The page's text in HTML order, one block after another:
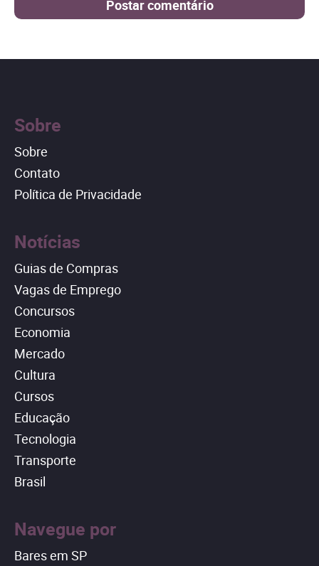
Sobre
Sobre
Contato
Política de Privacidade
Notícias
Guias de Compras
Vagas de Emprego
Concursos
Economia
Mercado
Cultura
Cursos
Educação
Tecnologia
Transporte
Brasil
Navegue por
Bares em SP